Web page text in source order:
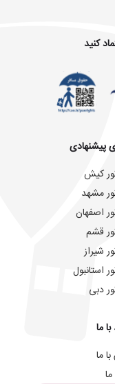
کنید
پیشنهادی
کیش
مشهد
اصفهان
قشم
شیراز
استانبول
دبی
ما
ما